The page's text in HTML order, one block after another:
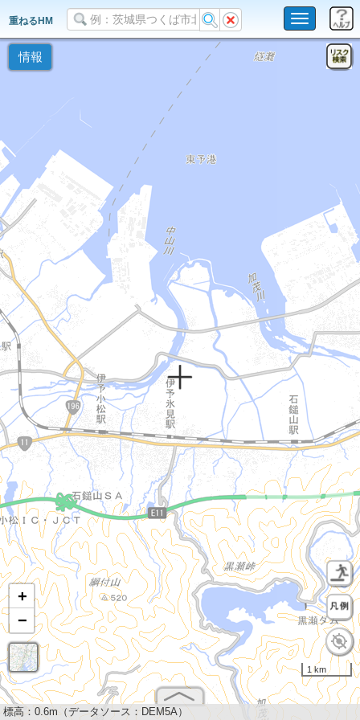
Toggle
navigation
重ねるHM
情報
+
−
1 km
標高： 0.6m（データソース：DEM5A）